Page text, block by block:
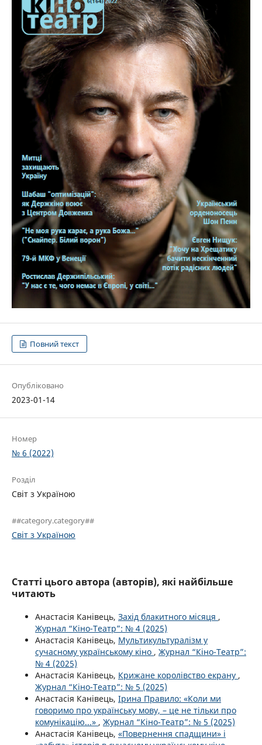
Повний текст
Опубліковано
2023-01-14
Номер
№ 6 (2022)
Розділ
Світ з Україною
##category.category##
Світ з Україною
Статті цього автора (авторів), які найбільше
читають
Анастасія Канівець, Захід блакитного місяця ,
Журнал “Кіно-Театр”: № 4 (2025)
Анастасія Канівець, Мультикультуралізм у
сучасному українському кіно , Журнал “Кіно-Театр”:
№ 4 (2025)
Анастасія Канівець, Крижане королівство екрану ,
Журнал “Кіно-Театр”: № 5 (2025)
Анастасія Канівець, Ірина Правило: «Коли ми
говоримо про українську мову, – це не тільки про
комунікацію...» , Журнал “Кіно-Театр”: № 5 (2025)
Анастасія Канівець, «Повернення спадщини» і